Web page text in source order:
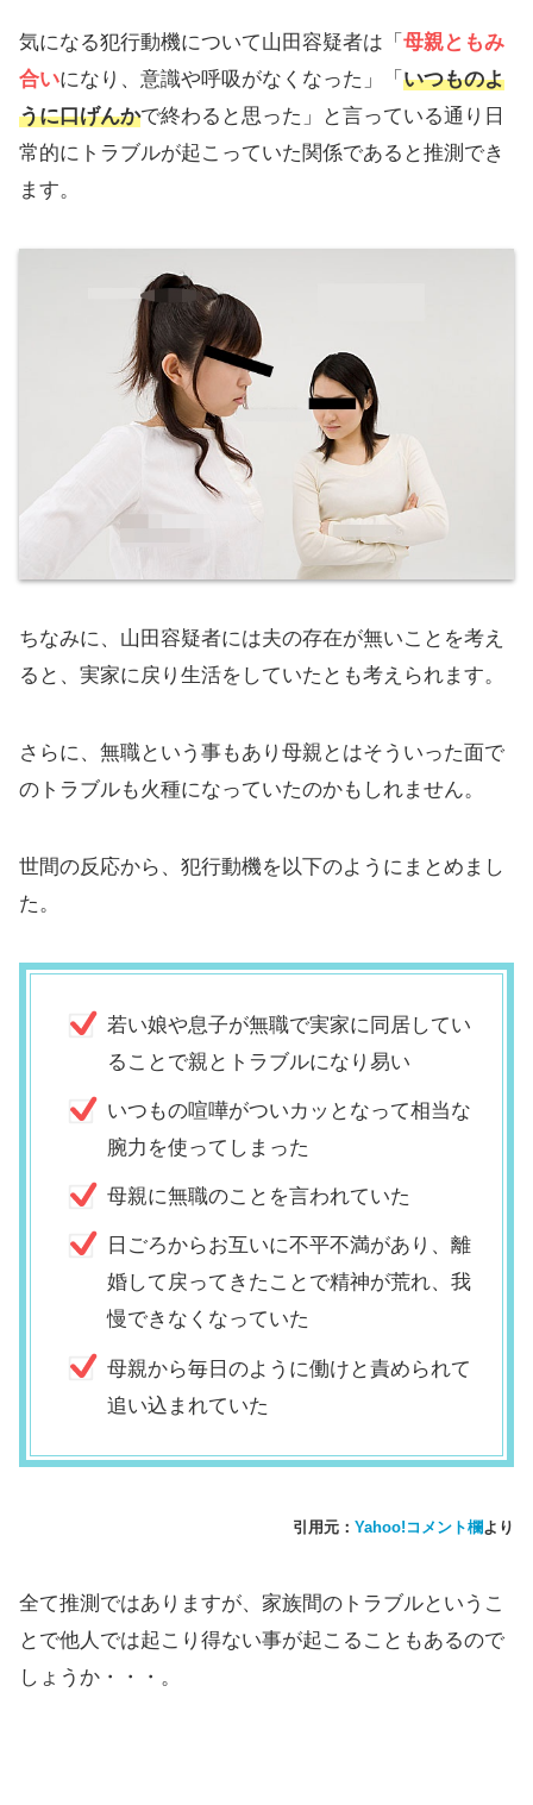
気になる犯行動機について山田容疑者は「 母親ともみ
合いになり、意識や呼吸がなくなった」「 いつものよ
うに口げんかで終わると思った」と言っている通り日
常的にトラブルが起こっていた関係であると推測でき
ます。
ちなみに、山田容疑者には夫の存在が無いことを考え
ると、実家に戻り生活をしていたとも考えられます。
さらに、無職という事もあり母親とはそういった面で
のトラブルも火種になっていたのかもしれません。
世間の反応から、犯行動機を以下のようにまとめまし
た。
若い娘や息子が無職で実家に同居してい
ることで親とトラブルになり易い
いつもの喧嘩がついカッとなって相当な
腕力を使ってしまった
母親に無職のことを言われていた
日ごろからお互いに不平不満があり、離
婚して戻ってきたことで精神が荒れ、我
慢できなくなっていた
母親から毎日のように働けと責められて
追い込まれていた
引用元： Yahoo!コメント欄より
全て推測ではありますが、家族間のトラブルというこ
とで他人では起こり得ない事が起こることもあるので
しょうか・・・。